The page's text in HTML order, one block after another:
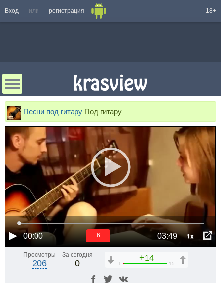
Вход или регистрация 18+
Песни под гитару Под гитару
00:00 03:49 1x
6
Просмотры
206
За сегодня
0
+14
1 15